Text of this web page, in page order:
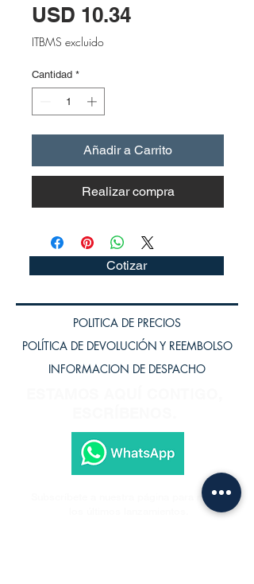
USD 10.34Precio
ITBMS excluido
Cantidad *
Añadir a Carrito
Realizar compra
Cotizar
POLITICA DE PRECIOS
POLÍTICA DE DEVOLUCIÓN Y REEMBOLSO
INFORMACION DE DESPACHO
Subscríbete a nuestra página para recibir